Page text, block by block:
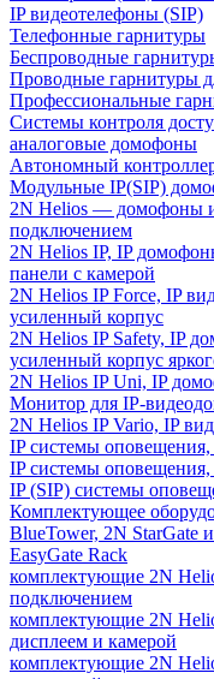
IP видеотелефоны (SIP)
Телефонные гарнитуры
Беспроводные
Проводные гарнитуры
Профессиональные
Системы контроля
аналоговые домофоны
Автономный
Модульные IP(SIP)
2N Helios — домофоны
подключением
2N Helios IP, IP
панели с камерой
2N Helios IP Force, IP
усиленный корпус
2N Helios IP Safety, IP
усиленный корпус
2N Helios IP Uni, IP
Монитор для IP-
2N Helios IP Vario, IP
IP системы
IP системы
IP (SIP) системы
Комплектующее
BlueTower, 2N StarGate
EasyGate Rack
комплектующие 2N
подключением
комплектующие 2N
дисплеем и камерой
комплектующие 2N